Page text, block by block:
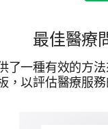
您對於在我
極其滿
最佳醫療
了一種有效的方
，以評估醫療服